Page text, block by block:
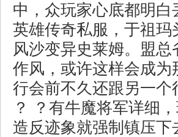
中，众玩家心底都明
英雄传奇私服，于祖
风沙变异史莱姆。盟
作风，或许这样会成
行会前不久还跟另一
？ ？有牛魔将军详细
造反迹象就强制镇压